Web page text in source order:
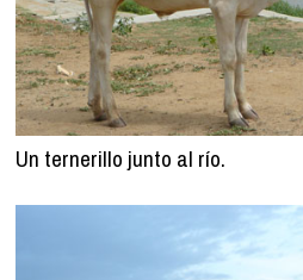
Un ternerillo junto al río.